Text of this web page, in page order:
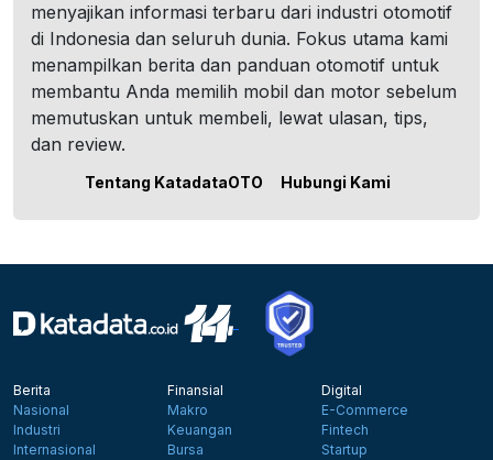
menyajikan informasi terbaru dari industri otomotif
di Indonesia dan seluruh dunia. Fokus utama kami
menampilkan berita dan panduan otomotif untuk
membantu Anda memilih mobil dan motor sebelum
memutuskan untuk membeli, lewat ulasan, tips,
dan review.
Tentang KatadataOTO Hubungi Kami
Berita
Nasional
Industri
Internasional
Finansial
Makro
Keuangan
Bursa
Digital
E-Commerce
Fintech
Startup